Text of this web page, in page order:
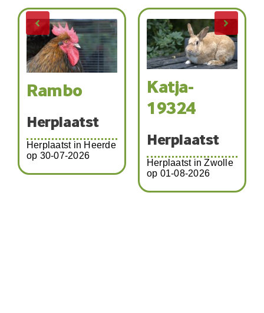
in Zwolle
01-08-2026
Tommy en
Herplaatst
Herplaatst in
Schalkhaar op 03-